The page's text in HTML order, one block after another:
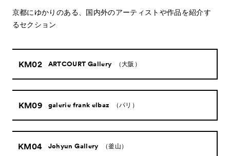
京都にゆかりのある、国内外のアーティストや作品を紹介す
るセクション
KM02 ARTCOURT Gallery （大阪）
KM09 galerie frank elbaz （パリ）
KM04 Johyun Gallery （釜山）